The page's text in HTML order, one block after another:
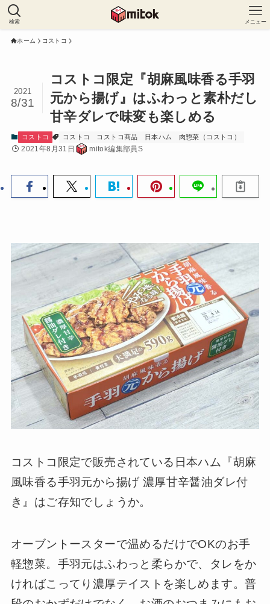
検索 メニュー
ホーム コストコ
コストコ限定『胡麻風味香る手羽
元から揚げ』はふわっと素朴だし
甘辛ダレで味変も楽しめる
2021
8/31
コストコ コストコ コストコ商品 日本ハム 肉惣菜（コストコ）
2021年8月31日 mitok編集部員S
コストコ限定で販売されている日本ハム『胡麻
風味香る手羽元から揚げ 濃厚甘辛醤油ダレ付
き』はご存知でしょうか。
オーブントースターで温めるだけでOKのお手
軽惣菜。手羽元はふわっと柔らかで、タレをか
ければこってり濃厚テイストを楽しめます。普